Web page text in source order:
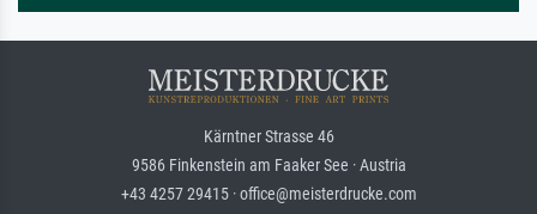
Kärntner Strasse 46
9586 Finkenstein am Faaker See · Austria
+43 4257 29415 · office@meisterdrucke.com